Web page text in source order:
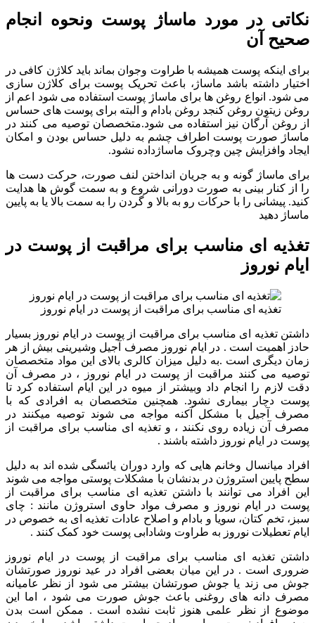
نکاتی در مورد ماساژ پوست ونحوه انجام
صحیح آن
برای اینکه پوست همیشه با طراوت وجوان بماند باید کلاژن کافی در
اختیار داشته باشد ماساژ، باعث تحریک پوست برای کلاژن سازی
می شود. انواع روغن ها برای ماساژ پوست استفاده می شود اعم از
روغن زیتون روغن کنجد روغن بادام و البته برای پوست های حساس
از روغن آرگان نیز استفاده می شود.متخصصان توصیه می کنند در
ماساژ صورت پوست اطراف چشم به دلیل حساس بودن و امکان
ایجاد وافزایش چین وچروک ماساژداده نشود.
برای ماساژ گونه و به جریان انداختن لنف صورت، حرکت دست ها
را از کنار بینی به صورت دورانی شروع و به سمت گوش ها هدایت
کنید. پیشانی را با حرکات رو به بالا و گردن را به سمت بالا یا به پایین
ماساژ دهید
تغذیه ای مناسب برای مراقبت از پوست در
ایام نوروز
تغذیه ای مناسب برای مراقبت از پوست در ایام نوروز
داشتن تغذیه ای مناسب برای مراقبت از پوست در ایام نوروز بسیار
حادز اهمیت است . در ایام نوروز مصرف آجیل وشیرینی بیش از هر
زمان دیگری است .به دلیل میزان کالری بالای این مواد متخصصان
توصیه می کنند مراقبت از پوست در ایام نوروز ، در مصرف آن
دقت لازم را انجام داد وبیشتر از میوه در این ایام استفاده کرد تا
پوست دچار بیماری نشود. همچنین متخصصان به افرادی که با
مصرف آجیل با مشکل آکنه مواجه می شوند توصیه میکنند در
مصرف آن زیاده روی نکنند ، و تغذیه ای مناسب برای مراقبت از
پوست در ایام نوروز داشته باشند .
افراد میانسال وخانم هایی که وارد دوران یائسگی شده اند به دلیل
سطح پایین استروژن در بدنشان با مشکلات پوستی مواجه می شوند
این افراد می توانند با داشتن تغذیه ای مناسب برای مراقبت از
پوست در ایام نوروز و مصرف مواد حاوی استروژن مانند : چای
سبز، تخم کتان، سویا و بادام و اصلاح عادات تغذیه ای به خصوص در
ایام تعطیلات نوروز به طراوت وشادابی پوست خود کمک کنند .
داشتن تغذیه ای مناسب برای مراقبت از پوست در ایام نوروز
ضروری است . در این میان بعضی افراد در عید نوروز صورتشان
جوش می زند یا جوش صورتشان بیشتر می شود از نظر عامیانه
مصرف دانه های روغنی باعث جوش صورت می شود ، اما این
موضوع از نظر علمی هنوز ثابت نشده است . ممکن است بدن